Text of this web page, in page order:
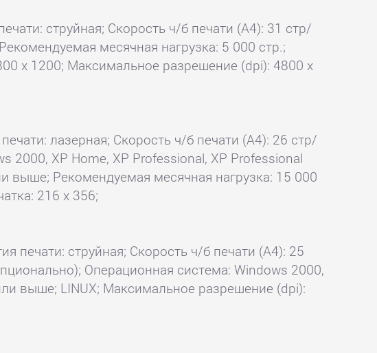
струйная; Скорость ч/б печати (А4): 31 стр/
месячная нагрузка: 5 000 стр.;
x 1200; Максимальное разрешение (dpi): 4800 x
лазерная; Скорость ч/б печати (А4): 26 стр/
2000, XP Home, XP Professional, XP Professional
выше; Рекомендуемая месячная нагрузка: 15 000
216 x 356;
печати: струйная; Скорость ч/б печати (А4): 25
Операционная система: Windows 2000,
выше; LINUX; Максимальное разрешение (dpi):